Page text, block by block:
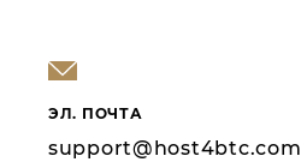
ЭЛ. ПОЧТА
support@host4btc.com